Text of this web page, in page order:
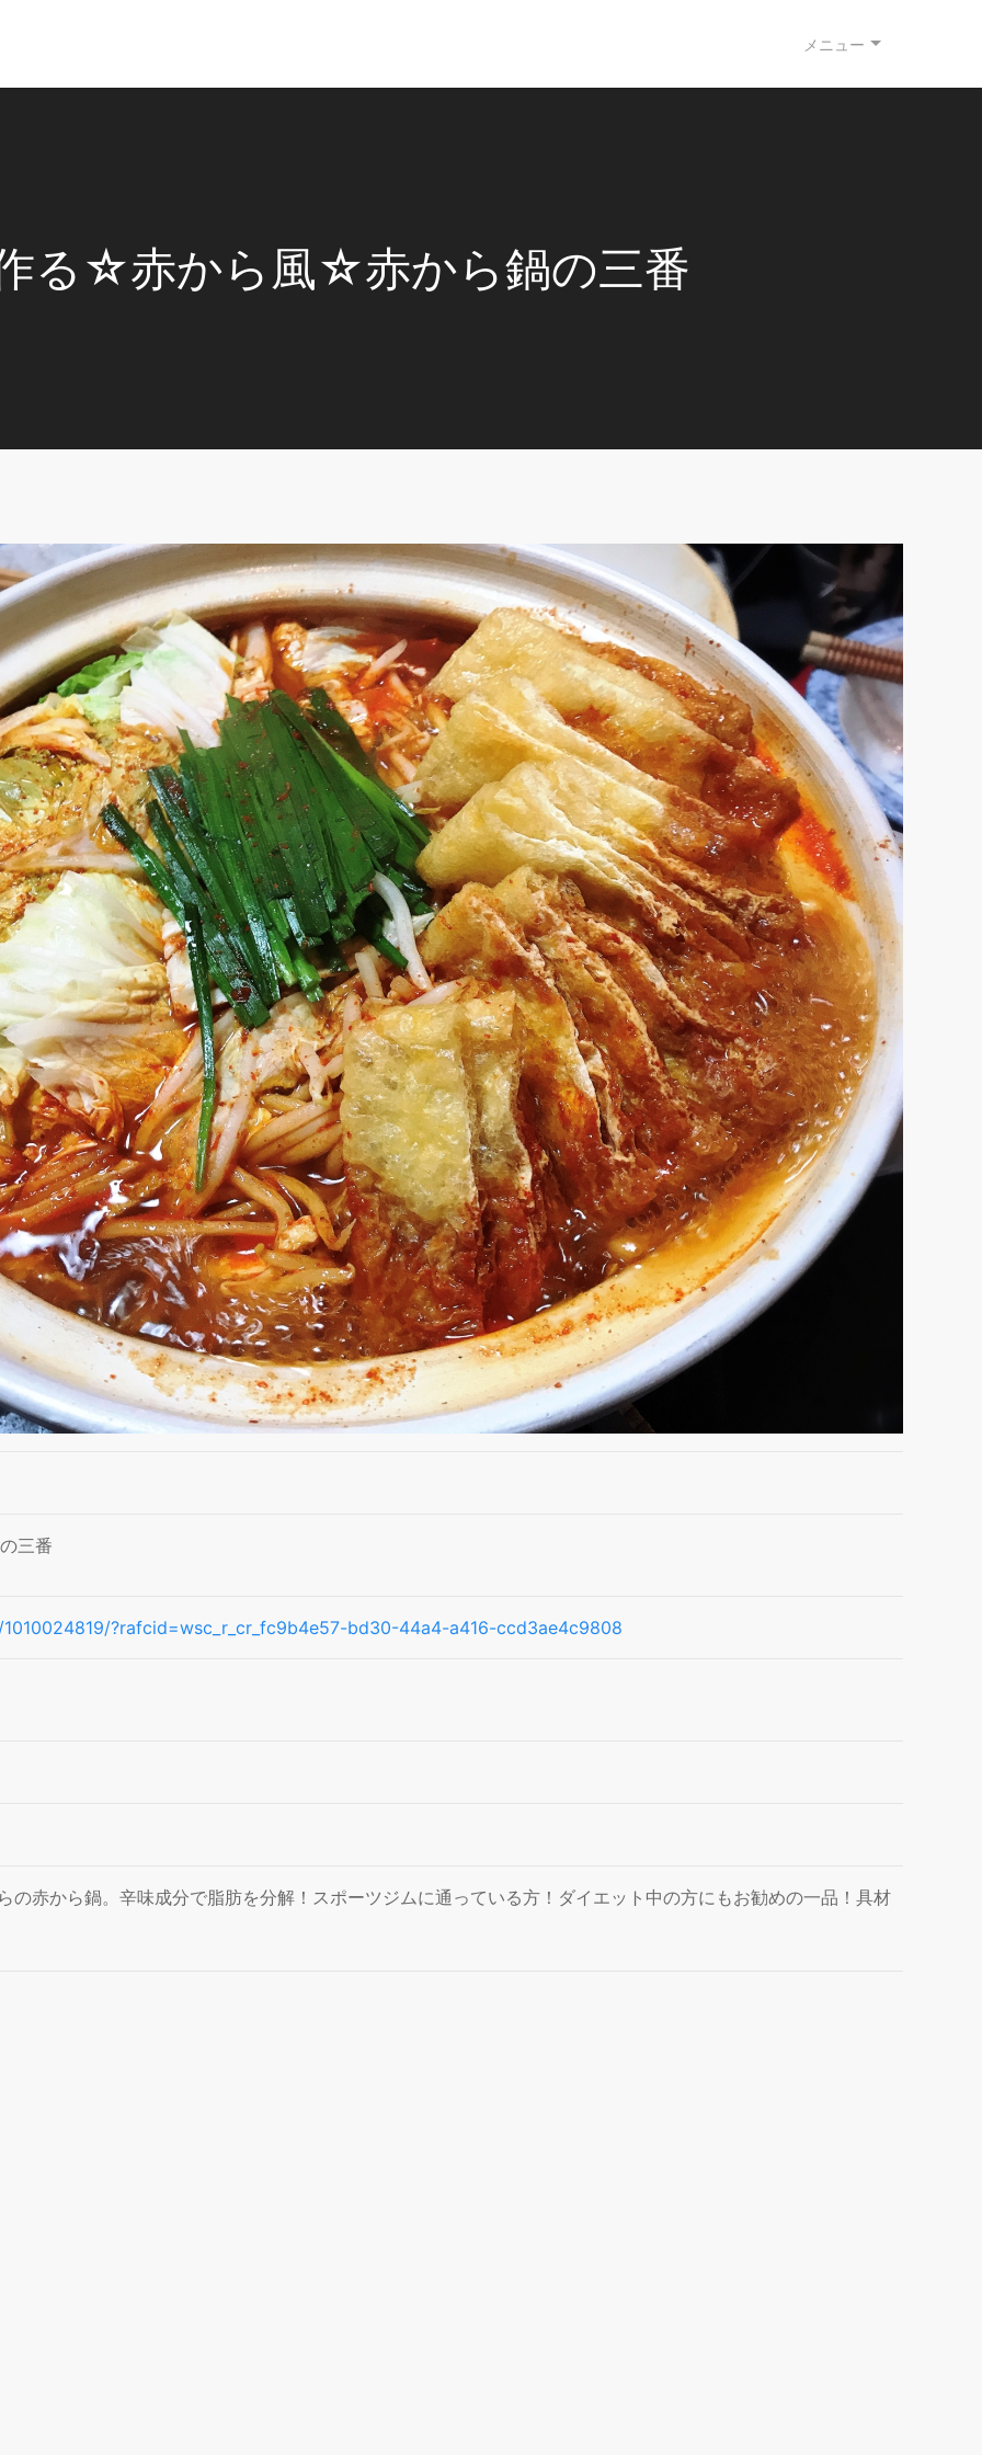
メニュー
る☆赤から風☆赤から鍋の三番
三番
?rafcid=wsc_r_cr_fc9b4e57-bd30-44a4-a416-ccd3ae4c9808
の赤から鍋。辛味成分で脂肪を分解！スポーツジムに通っている方！ダイエット中の方にもお勧めの一品！具材